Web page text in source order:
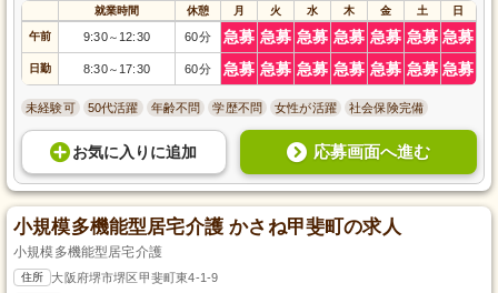
就業時間 休憩 月 火 水 木 金 土 日
午前 9:30～ 12:30 60分 急募 急募 急募 急募 急募 急募 急募
日勤 8:30～ 17:30 60分 急募 急募 急募 急募 急募 急募 急募
未経験可 50代活躍 年齢不問 学歴不問 女性が活躍 社会保険完備
お気に入り に追加 応募画面へ進む
小規模多機能型居宅介護 かさね甲斐町の求人
小規模多機能型居宅介護
住所 大阪府堺市堺区甲斐町東4-1-9